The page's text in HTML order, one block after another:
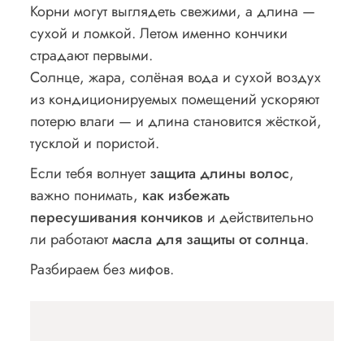
Корни могут выглядеть свежими, а длина —
сухой и ломкой. Летом именно кончики
страдают первыми.
Солнце, жара, солёная вода и сухой воздух
из кондиционируемых помещений ускоряют
потерю влаги — и длина становится жёсткой,
тусклой и пористой.
Если тебя волнует защита длины волос,
важно понимать, как избежать
пересушивания кончиков и действительно
ли работаютмасла для защиты от солнца.
Разбираем без мифов.